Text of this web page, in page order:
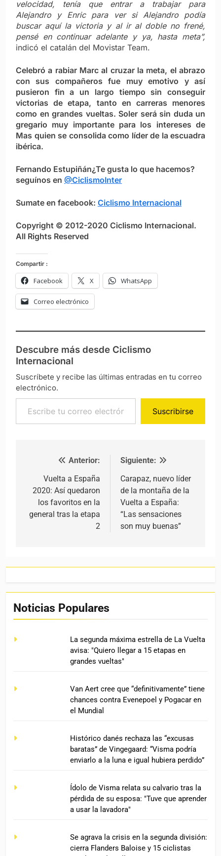
velocidad, tenía que entrar a trabajar para
Alejandro y Enric para ver si Alejandro podía
buscar aquí la victoria y al ir al doble no frené,
pensé en continuar adelante y ya, hasta meta”,
indicó el catalán del Movistar Team.
Celebró a rabiar Marc al cruzar la meta, el abrazo
con sus compañeros fue muy emotivo y así
pusieron fin a un largo tiempo sin conseguir
victorias de etapa, tanto en carreras menores
como en grandes vueltas. Soler será sin duda un
gregario muy importante para los intereses de
Mas quien se consolida como líder de la escuadra
ibérica.
Fernando Estupiñán¿Te gusta lo que hacemos?
seguínos en @CiclismoInter
Sumate en facebook: Ciclismo Internacional
Copyright © 2012-2020 Ciclismo Internacional.
All Rights Reserved
Compartir :
Facebook X WhatsApp
Correo electrónico
Descubre más desde Ciclismo
Internacional
Suscríbete y recibe las últimas entradas en tu correo
electrónico.
Escribe tu correo electrónico…
Suscribirse
Navegación de entradas
Anterior:
Vuelta a España
2020: Así quedaron
los favoritos en la
general tras la etapa
2
Siguiente:
Carapaz, nuevo líder
de la montaña de la
Vuelta a España:
“Las sensaciones
son muy buenas”
Noticias Populares
La segunda máxima estrella de La Vuelta
avisa: "Quiero llegar a 15 etapas en
grandes vueltas"
Van Aert cree que “definitivamente” tiene
chances contra Evenepoel y Pogacar en
el Mundial
Histórico danés rechaza las “excusas
baratas” de Vingegaard: “Visma podría
enviarlo a la luna e igual hubiera perdido”
Ídolo de Visma relata su calvario tras la
pérdida de su esposa: "Tuve que aprender
a usar la lavadora"
Se agrava la crisis en la segunda división:
cierra Flanders Baloise y 15 ciclistas